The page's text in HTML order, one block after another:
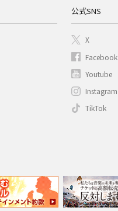
公式SNS
X
Facebook
Youtube
Instagram
TikTok